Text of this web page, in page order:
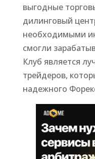
выгодные
дилинговый
необходимыми
смогли
Клуб является
трейдеров,
надежного